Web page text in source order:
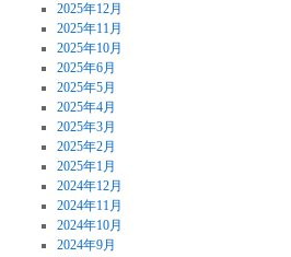
2025年12月
2025年11月
2025年10月
2025年6月
2025年5月
2025年4月
2025年3月
2025年2月
2025年1月
2024年12月
2024年11月
2024年10月
2024年9月